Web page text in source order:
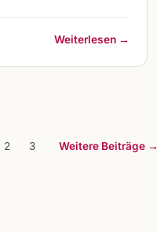
Weiterlesen →
2 3 Weitere Beiträge →